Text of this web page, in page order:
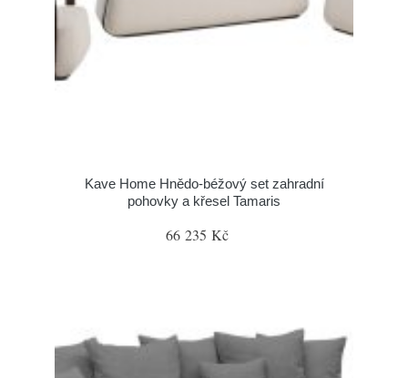
Kave Home Hnědo-béžový set zahradní
pohovky a křesel Tamaris
66 235 Kč